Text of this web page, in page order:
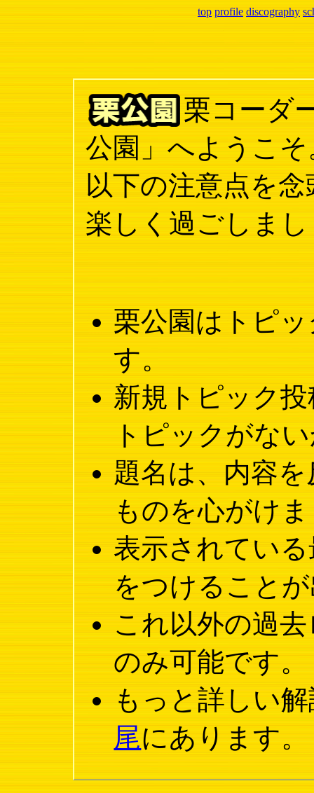
top profile discography
栗コーダ
公園」へようこそ
以下の注意点を
楽しく過ごしま
栗公園はトピ
す。
新規トピック
トピックがな
題名は、内容
ものを心がけ
表示されてい
をつけること
これ以外の過
のみ可能です。
もっと詳しい
尾にあります。